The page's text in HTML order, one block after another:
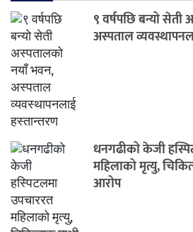
९ वर्षपछि बन्यो
अस्पताल
धनगढीको केजी
महिलाको मृत्यु,
आरोप